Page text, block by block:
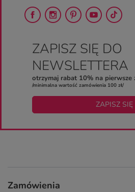
ZAPISZ SIĘ DO
NEWSLETTERA
otrzymaj rabat 10% na pierwsze
/minimalna wartość zamówienia 100 zł/
ZAPISZ SIĘ
Zamówienia